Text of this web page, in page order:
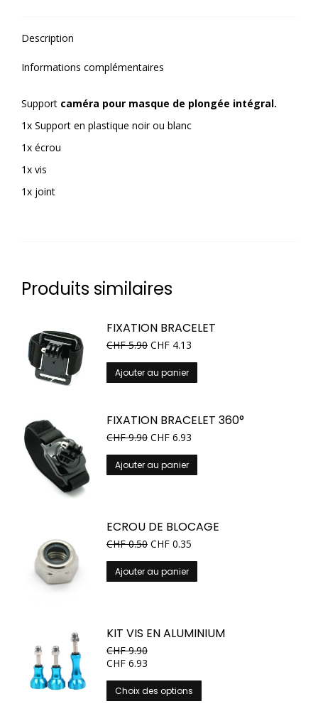
Description
Informations complémentaires
Support caméra pour masque de plongée intégral.
1x Support en plastique noir ou blanc
1x écrou
1x vis
1x joint
Produits similaires
FIXATION BRACELET
CHF5.90 CHF 4.13
Ajouter au panier
FIXATION BRACELET 360°
CHF9.90 CHF 6.93
Ajouter au panier
ECROU DE BLOCAGE
CHF0.50 CHF 0.35
Ajouter au panier
KIT VIS EN ALUMINIUM
CHF9.90
CHF 6.93
Choix des options
produit